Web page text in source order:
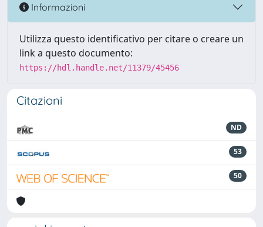
Informazioni
Utilizza questo identificativo per citare o creare un
link a questo documento:
https://hdl.handle.net/11379/45456
Citazioni
ND
53
50